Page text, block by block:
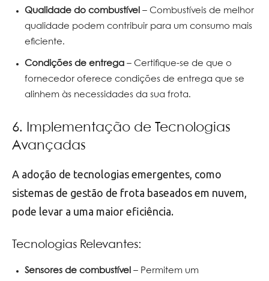
Qualidade do combustível – Combustíveis de melhor
qualidade podem contribuir para um consumo mais
eficiente.
Condições de entrega – Certifique-se de que o
fornecedor oferece condições de entrega que se
alinhem às necessidades da sua frota.
6. Implementação de Tecnologias
Avançadas
A adoção de tecnologias emergentes, como
sistemas de gestão de frota baseados em nuvem,
pode levar a uma maior eficiência.
Tecnologias Relevantes:
Sensores de combustível – Permitem um